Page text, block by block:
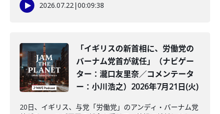
2026.07.22|00:09:38
「イギリスの新首相に、労働党の
バーナム党首が就任」（ナビゲー
ター：瀧口友里奈／コメンテータ
ー：小川浩之）2026年7月21日(火)
20日、イギリス、与党「労働党」のアンディ・バーナム党